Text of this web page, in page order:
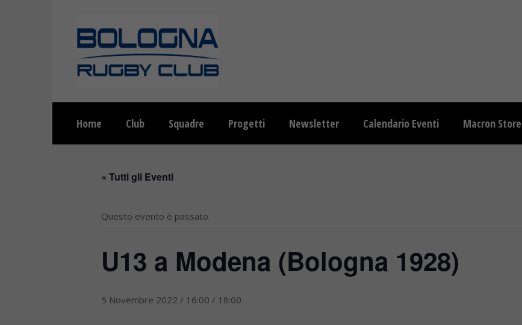
Home Club Squadre Progetti Newsletter Calendario Eventi Macron Store
« Tutti gli Eventi
Questo evento è passato.
U13 a Modena (Bologna 1928)
5 Novembre 2022 / 16:00 / 18:00